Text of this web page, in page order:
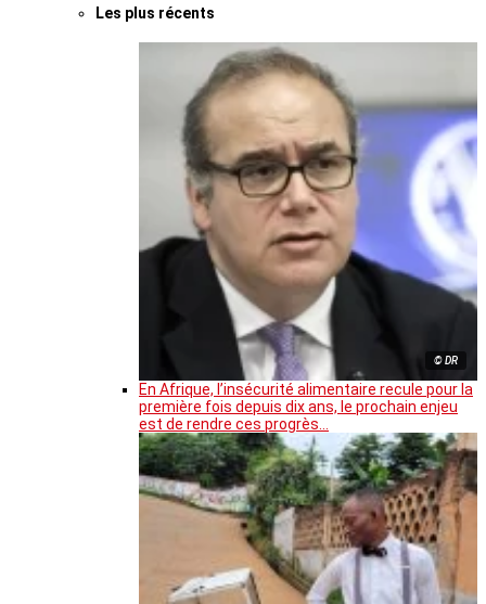
Les plus récents
© DR
En Afrique, l’insécurité alimentaire recule pour la
première fois depuis dix ans, le prochain enjeu
est de rendre ces progrès…